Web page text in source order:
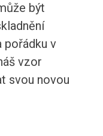
být
pořádku v
vzor
svou novou